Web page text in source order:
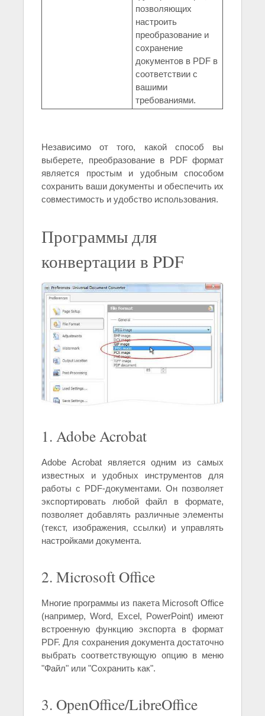
позволяющих
настроить
преобразование и
сохранение
документов в PDF в
соответствии с
вашими
требованиями.
Независимо от того, какой способ вы
выберете, преобразование в PDF формат
является простым и удобным способом
сохранить ваши документы и обеспечить их
совместимость и удобство использования.
Программы для
конвертации в PDF
1. Adobe Acrobat
Adobe Acrobat является одним из самых
известных и удобных инструментов для
работы с PDF-документами. Он позволяет
экспортировать любой файл в формате,
позволяет добавлять различные элементы
(текст, изображения, ссылки) и управлять
настройками документа.
2. Microsoft Office
Многие программы из пакета Microsoft Office
(например, Word, Excel, PowerPoint) имеют
встроенную функцию экспорта в формат
PDF. Для сохранения документа достаточно
выбрать соответствующую опцию в меню
"Файл" или "Сохранить как".
3. OpenOffice/LibreOffice